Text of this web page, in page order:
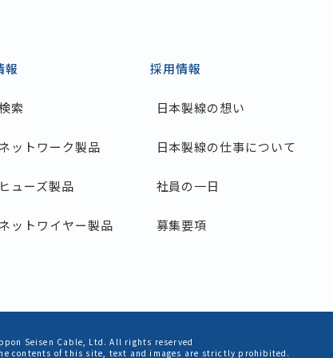
報
索
ットワーク製品
ューズ製品
ットワイヤー製品
採用情報
日本製線の想い
日本製線の仕事について
社員の一日
募集要項
Seisen Cable, Ltd.All rights reserved
contents of this site, text and images are strictly prohibited.